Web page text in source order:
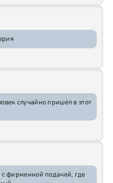
случайно пришёл в этот
подачей, где